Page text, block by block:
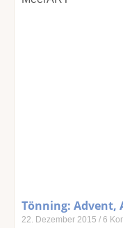
Tönning: Advent,
22. Dezember 2015 6